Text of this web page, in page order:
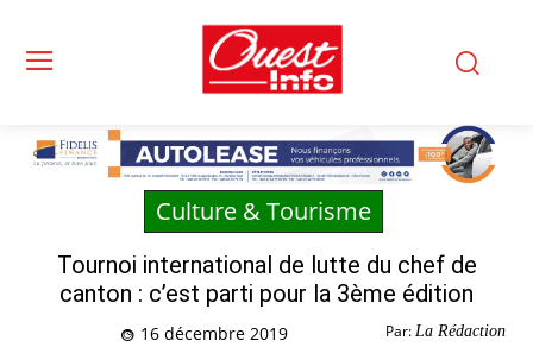
Culture & Tourisme
Tournoi international de lutte du chef de
canton : c’est parti pour la 3ème édition
Par: La Rédaction
16 décembre 2019